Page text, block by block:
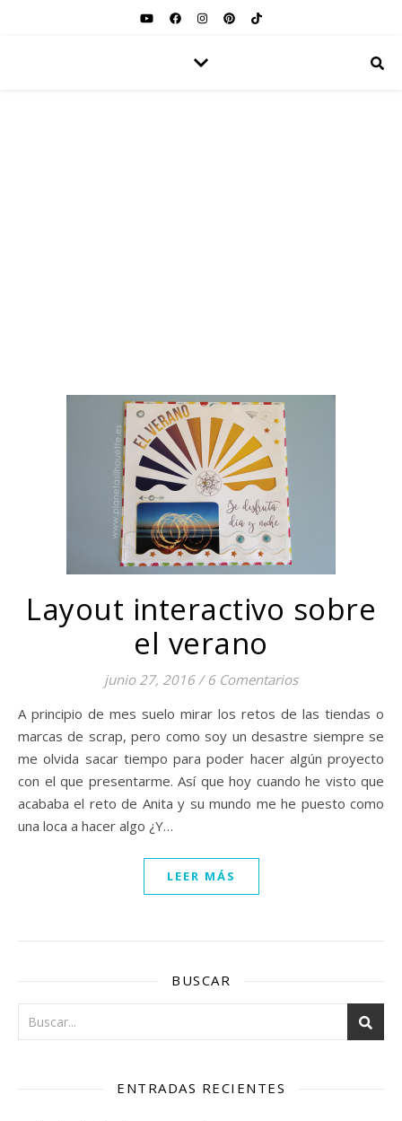
Layout interactivo sobre
el verano
junio 27, 2016 / 6 Comentarios
A principio de mes suelo mirar los retos de las tiendas o
marcas de scrap, pero como soy un desastre siempre se
me olvida sacar tiempo para poder hacer algún proyecto
con el que presentarme. Así que hoy cuando he visto que
acababa el reto de Anita y su mundo me he puesto como
una loca a hacer algo ¿Y…
LEER MÁS
BUSCAR
ENTRADAS RECIENTES